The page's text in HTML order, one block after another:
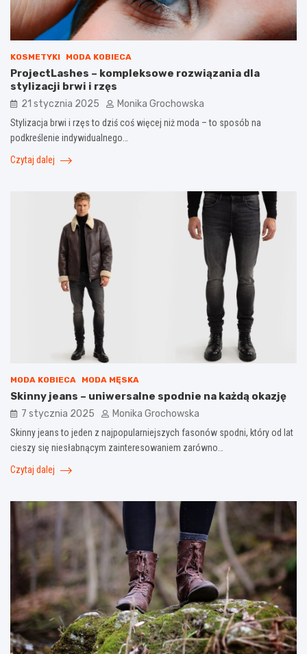
KOSMETYKI MODA KOBIECA
ProjectLashes – kompleksowe rozwiązania dla
stylizacji brwi i rzęs
21 stycznia 2025 Monika Grochowska
Stylizacja brwi i rzęs to dziś coś więcej niż moda – to sposób na
podkreślenie indywidualnego…
Czytaj dalej
MODA KOBIECA MODA MĘSKA
Skinny jeans – uniwersalne spodnie na każdą okazję
7 stycznia 2025 Monika Grochowska
Skinny jeans to jeden z najpopularniejszych fasonów spodni, który od lat
cieszy się niesłabnącym zainteresowaniem zarówno…
Czytaj dalej